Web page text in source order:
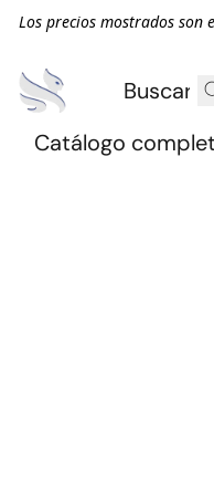
Los precios mostrados son
Catálogo